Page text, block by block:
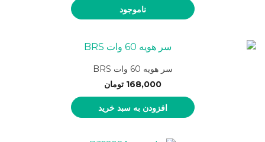
ناموجود
سر هویه 60 وات BRS
168,000 تومان
افزودن به سبد خرید